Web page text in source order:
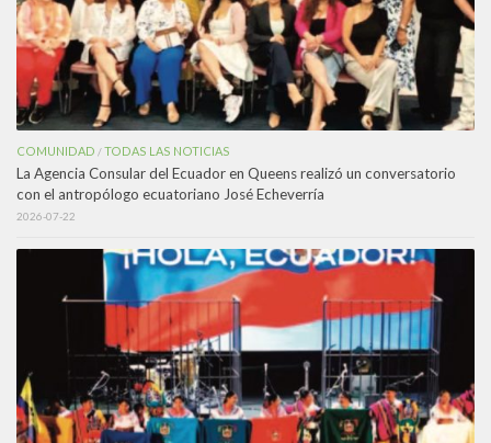
COMUNIDAD /TODAS LAS NOTICIAS
La Agencia Consular del Ecuador en Queens realizó un conversatorio
con el antropólogo ecuatoriano José Echeverría
2026-07-22